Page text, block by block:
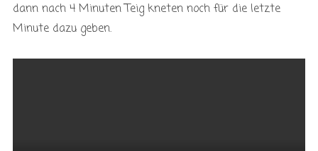
dann nach 4 Minuten Teig kneten noch für die letzte
Minute dazu geben.